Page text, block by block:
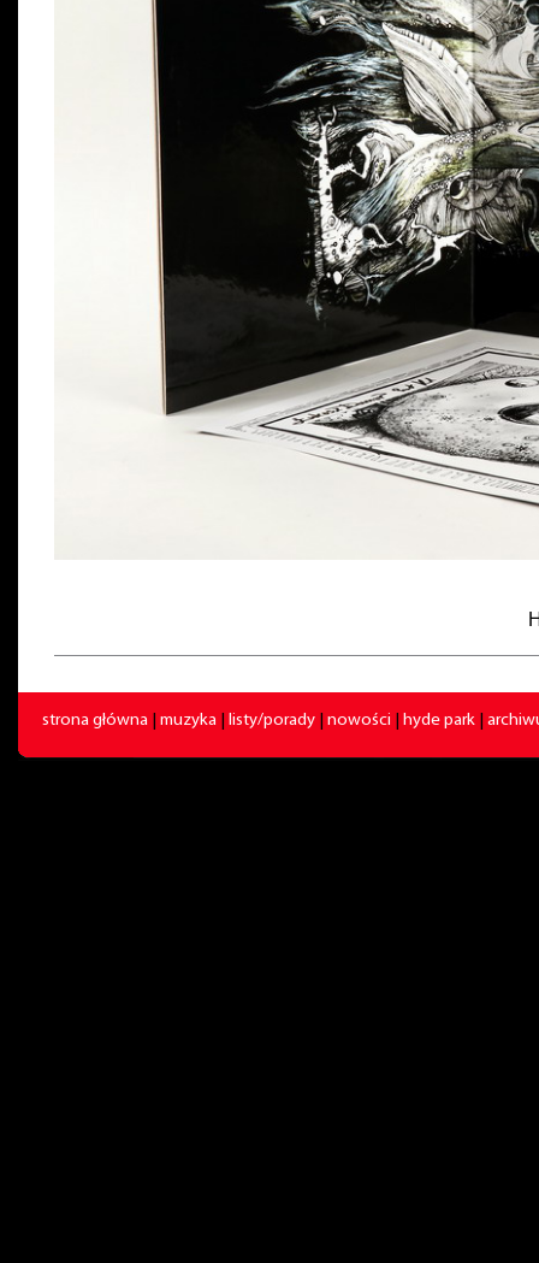
strona główna muzyka listy/porady nowości hyde park